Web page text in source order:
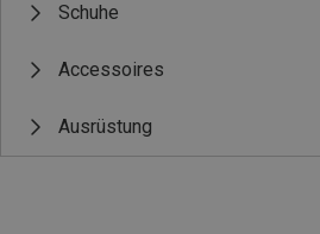
Schuhe
Accessoires
Ausrüstung